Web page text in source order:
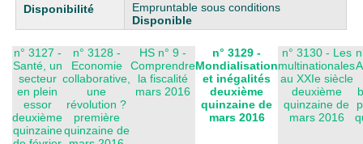
Empruntable sous conditions
Disponible
n° 3127 -
Santé, un
secteur
en plein
essor
deuxième
quinzaine
n° 3128 -
Economie
collaborative,
une
révolution ?
première
quinzaine de
HS n° 9 -
Comprendre
la fiscalité
mars 2016
n° 3129 -
Mondialisation
et inégalités
deuxième
quinzaine de
mars 2016
n° 3130 - Les
multinationales
au XXIe siècle
deuxième
quinzaine de
mars 2016